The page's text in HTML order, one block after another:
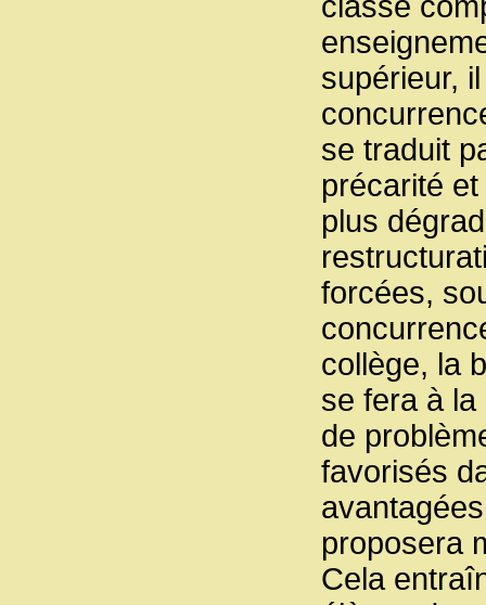
classe
supérieur,
se traduit
précarité
plus
forcées,
collège, la
se fera à
de
favorisés
proposera
Cela